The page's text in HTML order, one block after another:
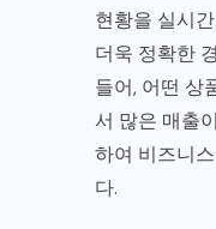
현황을 실시
더욱 정확한
들어, 어떤 상
서 많은 매출
하여 비즈니
다.